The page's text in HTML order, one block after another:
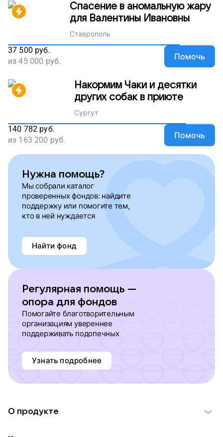
Спасение в аномальную жару
для Валентины Ивановны
Ставрополь
37 500 руб.
из45 000 руб. Помочь
Накормим Чаки и десятки
других собак в приюте
Сургут
140 782 руб.
из 163 200 руб. Помочь
Нужна помощь?
Мы собрали каталог
проверенных фондов: найдите
поддержку или помогите тем,
кто в ней нуждается
Найти фонд
Регулярная помощь —
опора для фондов
Помогайте благотворительным
организациям увереннее
поддерживать подопечных
Узнать подробнее
О продукте